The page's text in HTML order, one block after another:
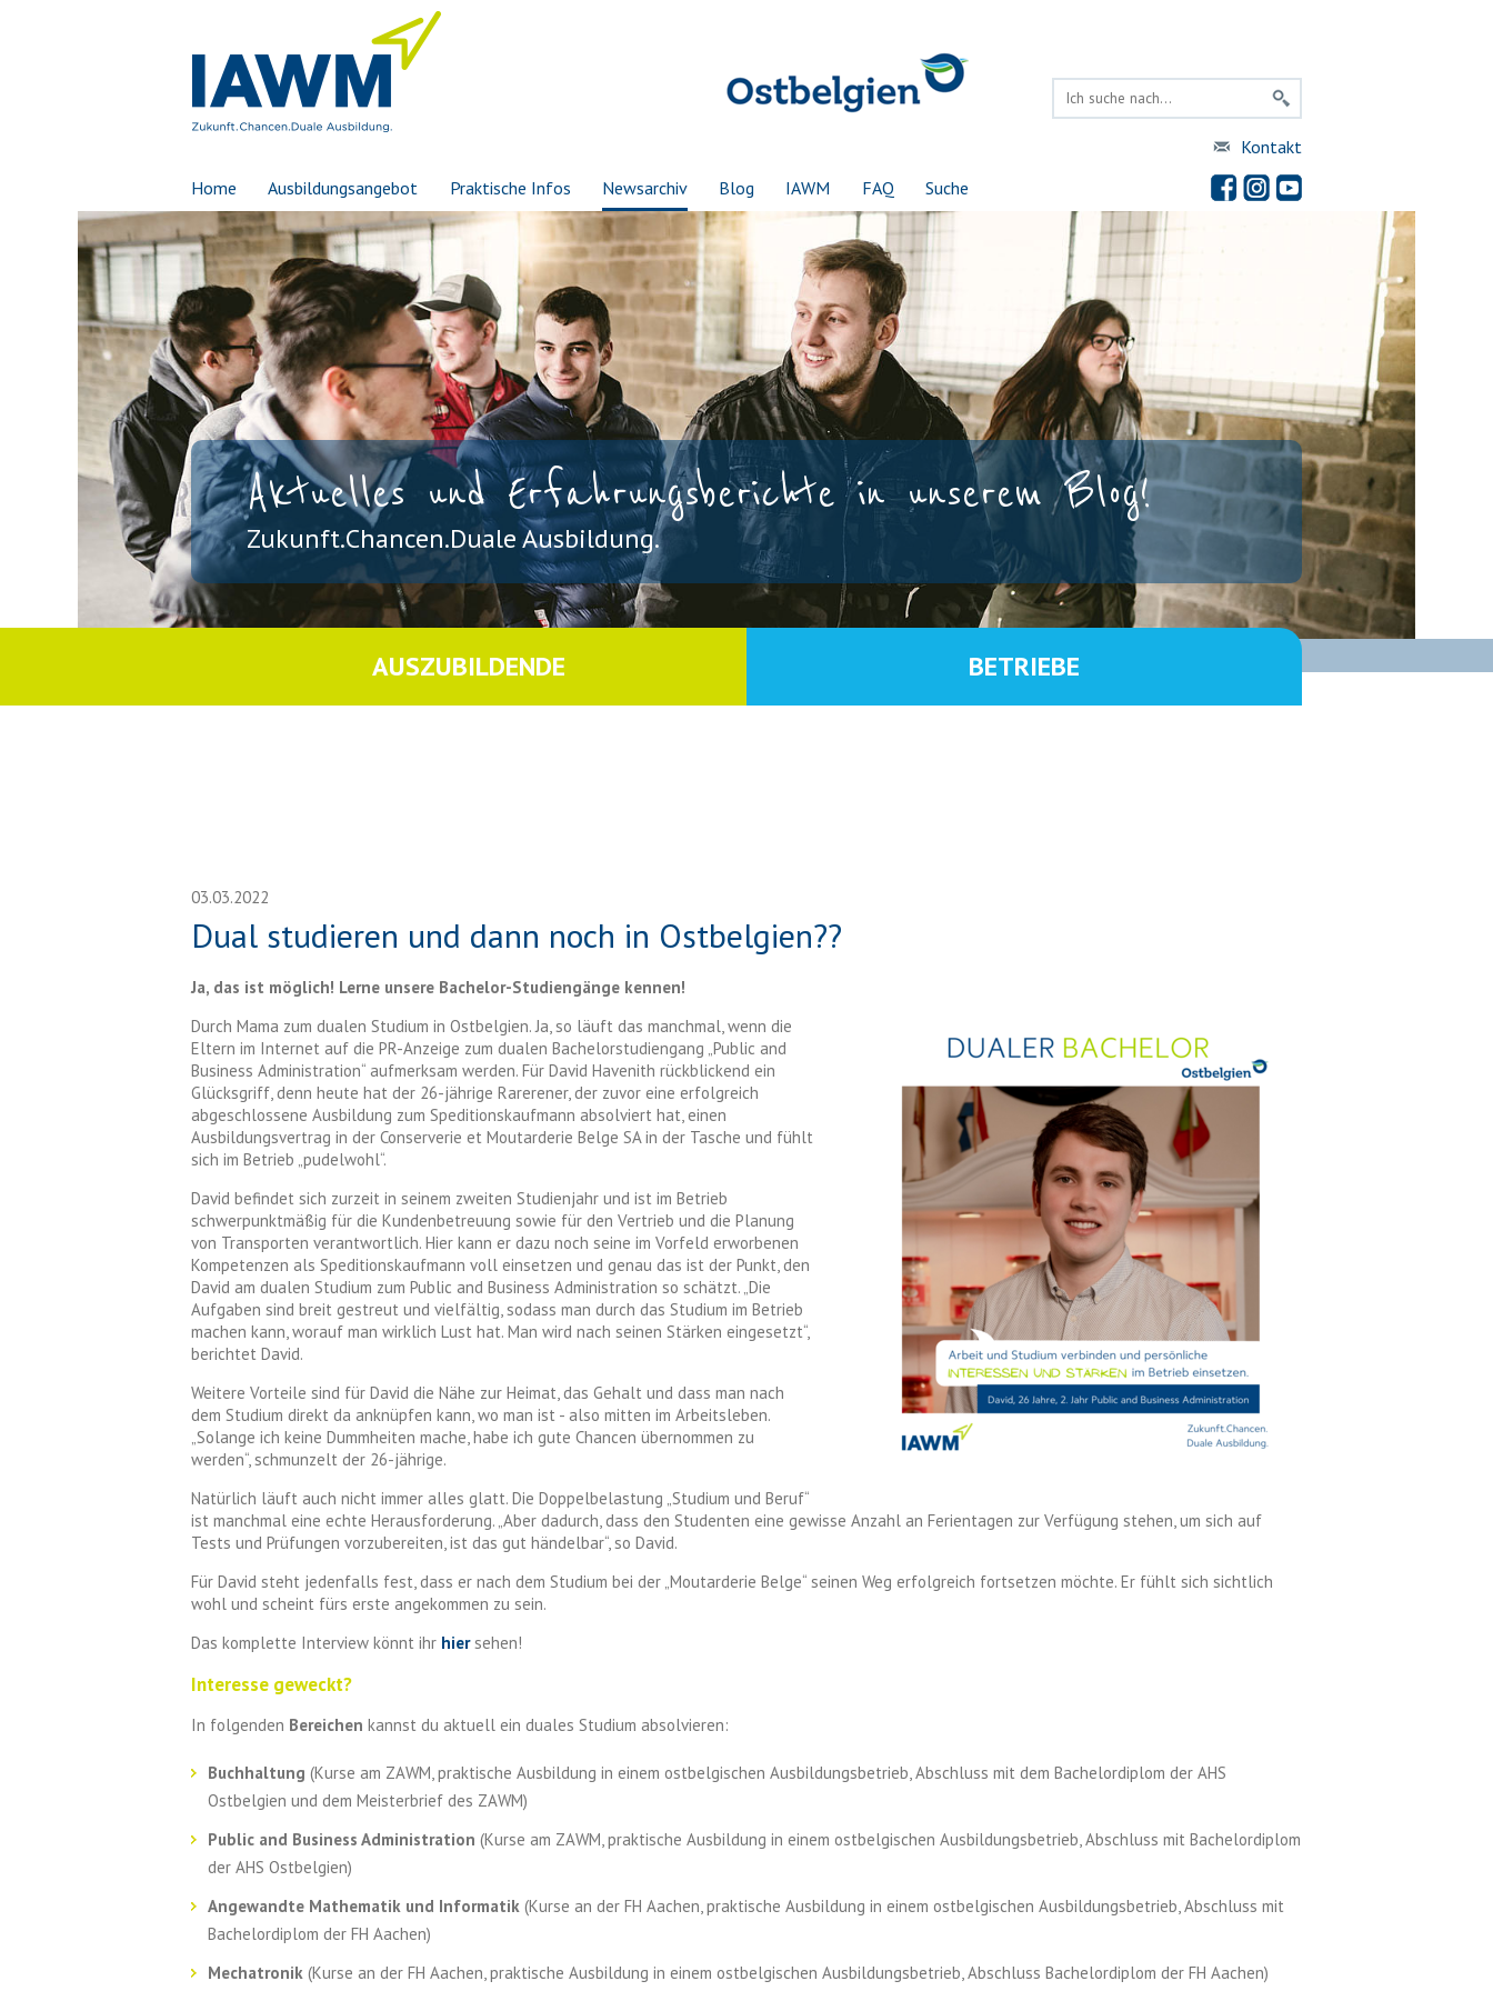
Home Ausbildungsangebot Praktische Infos Newsarchiv Blog IAWM FAQ Suche
Kontakt
Aktuelles und Erfahrungsberichte in unserem Blog!
Zukunft.Chancen.Duale Ausbildung.
AUSZUBILDENDE BETRIEBE
03.03.2022
Dual studieren und dann noch in Ostbelgien??
Ja, das ist möglich! Lerne unsere Bachelor-Studiengänge kennen!
Durch Mama zum dualen Studium in Ostbelgien. Ja, so läuft das manchmal, wenn die
Eltern im Internet auf die PR-Anzeige zum dualen Bachelorstudiengang „Public and
Business Administration“ aufmerksam werden. Für David Havenith rückblickend ein
Glücksgriff, denn heute hat der 26-jährige Rarerener, der zuvor eine erfolgreich
abgeschlossene Ausbildung zum Speditionskaufmann absolviert hat, einen
Ausbildungsvertrag in der Conserverie et Moutarderie Belge SA in der Tasche und fühlt
sich im Betrieb „pudelwohl“.
David befindet sich zurzeit in seinem zweiten Studienjahr und ist im Betrieb
schwerpunktmäßig für die Kundenbetreuung sowie für den Vertrieb und die Planung
von Transporten verantwortlich. Hier kann er dazu noch seine im Vorfeld erworbenen
Kompetenzen als Speditionskaufmann voll einsetzen und genau das ist der Punkt, den
David am dualen Studium zum Public and Business Administration so schätzt. „Die
Aufgaben sind breit gestreut und vielfältig, sodass man durch das Studium im Betrieb
machen kann, worauf man wirklich Lust hat. Man wird nach seinen Stärken eingesetzt“,
berichtet David.
Weitere Vorteile sind für David die Nähe zur Heimat, das Gehalt und dass man nach
dem Studium direkt da anknüpfen kann, wo man ist - also mitten im Arbeitsleben.
„Solange ich keine Dummheiten mache, habe ich gute Chancen übernommen zu
werden“, schmunzelt der 26-jährige.
Natürlich läuft auch nicht immer alles glatt. Die Doppelbelastung „Studium und Beruf“
ist manchmal eine echte Herausforderung. „Aber dadurch, dass den Studenten eine gewisse Anzahl an Ferientagen zur Verfügung stehen, um sich auf
Tests und Prüfungen vorzubereiten, ist das gut händelbar“, so David.
Für David steht jedenfalls fest, dass er nach dem Studium bei der „Moutarderie Belge“ seinen Weg erfolgreich fortsetzen möchte. Er fühlt sich sichtlich
wohl und scheint fürs erste angekommen zu sein.
Das komplette Interview könnt ihr hiersehen!
Interesse geweckt?
In folgenden Bereichen kannst du aktuell ein duales Studium absolvieren:
Buchhaltung (Kurse am ZAWM, praktische Ausbildung in einem ostbelgischen Ausbildungsbetrieb, Abschluss mit dem Bachelordiplom der AHS
Ostbelgien und dem Meisterbrief des ZAWM)
Public and Business Administration (Kurse am ZAWM, praktische Ausbildung in einem ostbelgischen Ausbildungsbetrieb, Abschluss mit Bachelordiplom
der AHS Ostbelgien)
Angewandte Mathematik und Informatik (Kurse an der FH Aachen, praktische Ausbildung in einem ostbelgischen Ausbildungsbetrieb, Abschluss mit
Bachelordiplom der FH Aachen)
Mechatronik (Kurse an der FH Aachen, praktische Ausbildung in einem ostbelgischen Ausbildungsbetrieb, Abschluss Bachelordiplom der FH Aachen)